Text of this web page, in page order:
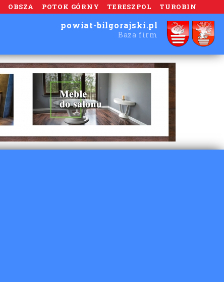
OBSZA POTOK GÓRNY TERESZPOL TUROBIN
powiat-bilgorajski.pl
Baza firm